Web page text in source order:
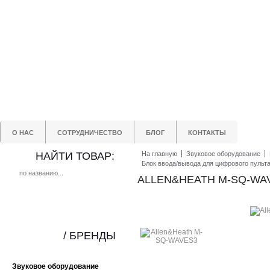
О НАС СОТРУДНИЧЕСТВО БЛОГ КОНТАКТЫ
НАЙТИ ТОВАР:
Звуковое оборудование
/ БРЕНДЫ
На главную Звуковое оборудование
Блок ввода/вывода для цифрового пульта
ALLEN&HEATH M-SQ-